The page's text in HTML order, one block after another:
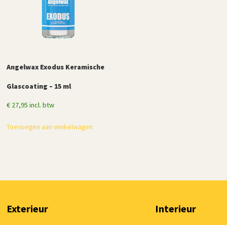
Angelwax Exodus Keramische
Glascoating – 15 ml
€ 27,95 incl. btw
Toevoegen aan winkelwagen
Exterieur Interieur